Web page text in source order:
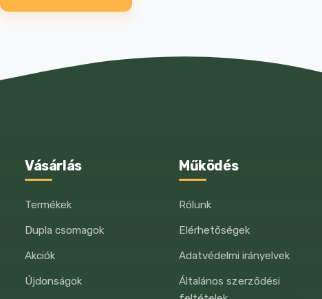
Vásárlás
Termékek
Dupla csomagok
Akciók
Újdonságok
Működés
Rólunk
Elérhetőségek
Adatvédelmi irányelvek
Általános szerződési